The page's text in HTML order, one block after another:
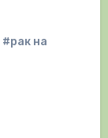
#рак на